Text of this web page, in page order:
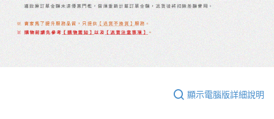
顯示電腦版詳細說明